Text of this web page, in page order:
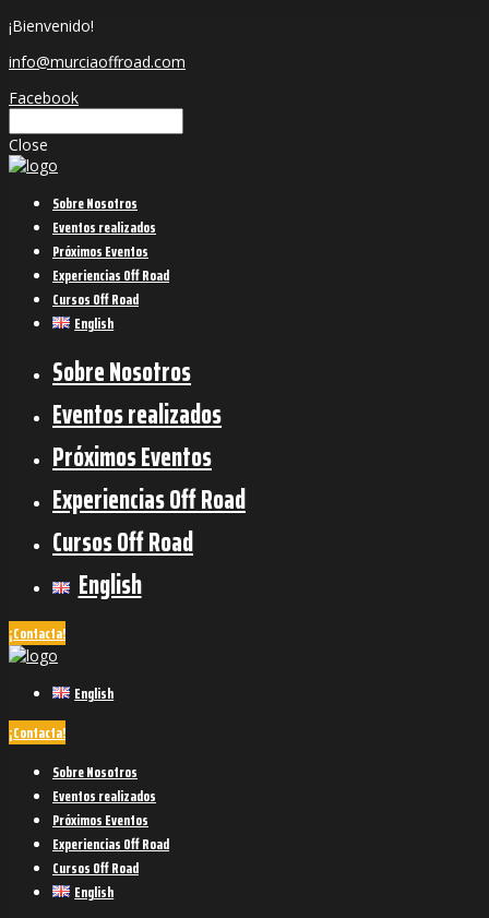
¡Bienvenido!
info@murciaoffroad.com
Facebook
Close
Sobre Nosotros
Eventos realizados
Próximos Eventos
Experiencias Off Road
Cursos Off Road
English
Sobre Nosotros
Eventos realizados
Próximos Eventos
Experiencias Off Road
Cursos Off Road
English
¡Contacta!
English
¡Contacta!
Sobre Nosotros
Eventos realizados
Próximos Eventos
Experiencias Off Road
Cursos Off Road
English